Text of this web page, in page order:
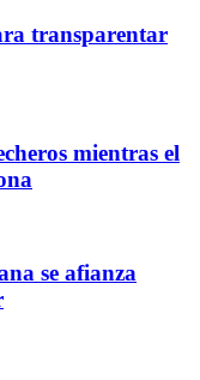
transparentar
mientras el
se afianza